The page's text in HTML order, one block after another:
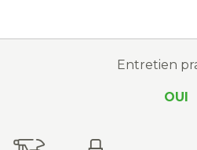
Entretien
OUI